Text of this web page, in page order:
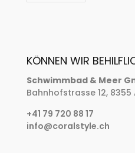
KÖNNEN WIR
Schwimmbad & Meer
Bahnhofstrasse 12,
+41 79 720 88 17
info@coralstyle.ch